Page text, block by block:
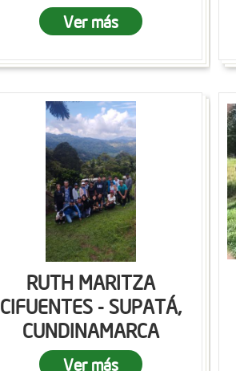
Ver más
RUTH MARITZA
CIFUENTES - SUPATÁ,
CUNDINAMARCA
Ver más